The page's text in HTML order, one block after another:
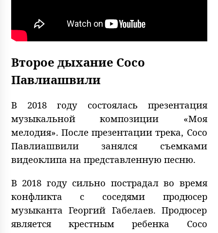
Второе дыхание Сосо
Павлиашвили
В 2018 году состоялась презентация
музыкальной композиции «Моя
мелодия». После презентации трека, Сосо
Павлиашвили занялся съемками
видеоклипа на представленную песню.
В 2018 году сильно пострадал во время
конфликта с соседями продюсер
музыканта Георгий Габелаев. Продюсер
является крестным ребенка Сосо